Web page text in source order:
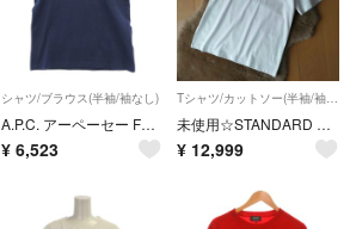
シャツ/ブラウス(半袖/袖なし)
A.P.C. アーペーセー F26842 RUE MADAME PARIS ロゴ刺繍 リュ マダム パリ Ｔシャツ 半袖カットソー ネイビー系 XS【中古】
¥ 6,523
Tシャツ/カットソー(半袖/袖なし)
未使用☆STANDARD GRAND VPC Tシャツ☆アーペーセー
¥ 12,999